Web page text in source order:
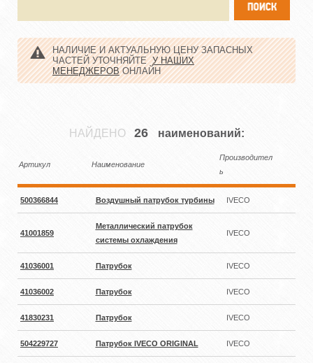
НАЛИЧИЕ И АКТУАЛЬНУЮ ЦЕНУ ЗАПАСНЫХ
ЧАСТЕЙ УТОЧНЯЙТЕУ НАШИХ
МЕНЕДЖЕРОВОНЛАЙН
НАЙДЕНО 26 наименований:
Артикул Наименование
Производител
ь
500366844 Воздушный патрубок турбины IVECO
41001859
Металлический патрубок
системы охлаждения
IVECO
41036001 Патрубок IVECO
41036002 Патрубок IVECO
41830231 Патрубок IVECO
504229727 Патрубок IVECO ORIGINAL IVECO